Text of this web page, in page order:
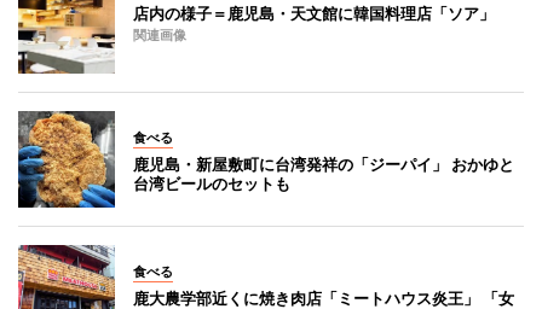
店内の様子＝鹿児島・天文館に韓国料理店「ソア」
関連画像
食べる
鹿児島・新屋敷町に台湾発祥の「ジーパイ」 おかゆと
台湾ビールのセットも
食べる
鹿大農学部近くに焼き肉店「ミートハウス炎王」 「女